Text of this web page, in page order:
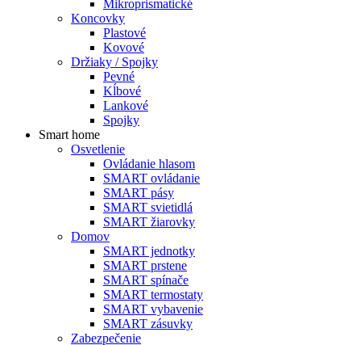
Mikroprismatické
Koncovky
Plastové
Kovové
Držiaky / Spojky
Pevné
Kĺbové
Lankové
Spojky
Smart home
Osvetlenie
Ovládanie hlasom
SMART ovládanie
SMART pásy
SMART svietidlá
SMART žiarovky
Domov
SMART jednotky
SMART prstene
SMART spínače
SMART termostaty
SMART vybavenie
SMART zásuvky
Zabezpečenie